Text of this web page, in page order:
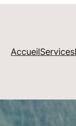
AccueilServices